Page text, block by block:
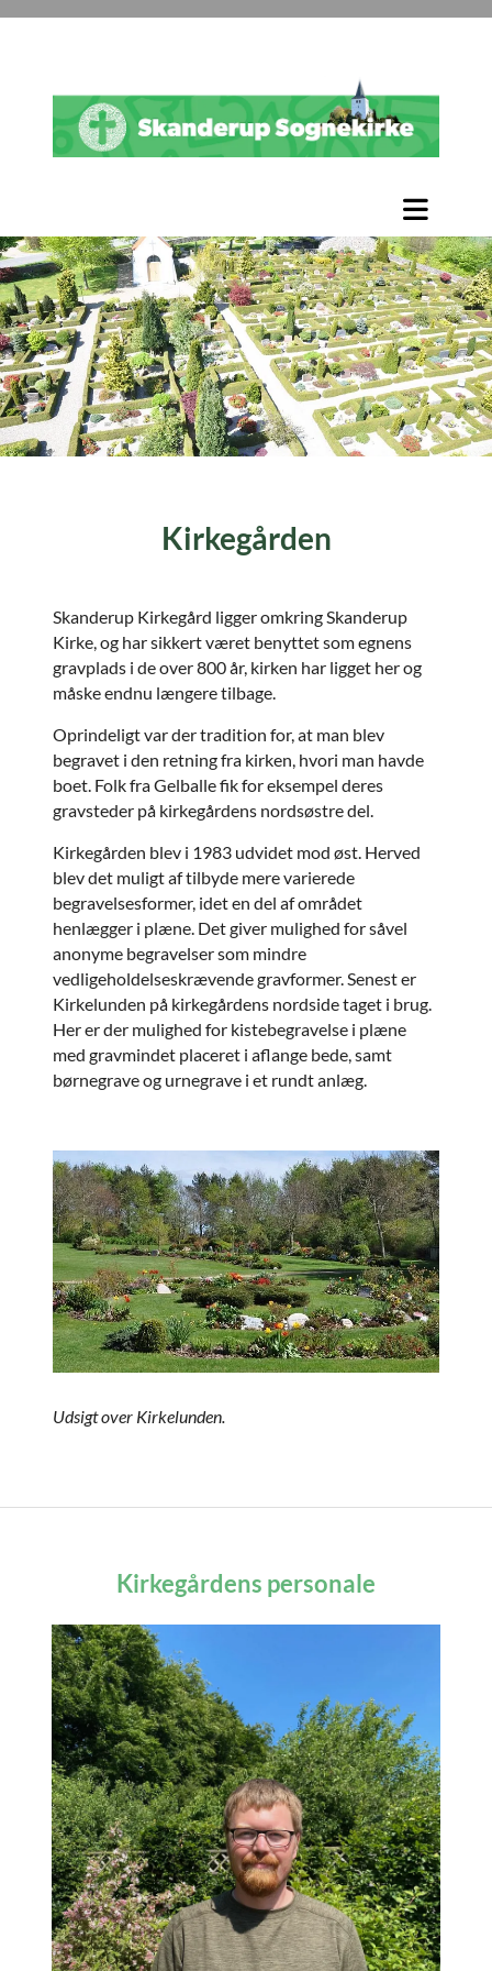
Kirkegården
Skanderup Kirkegård ligger omkring Skanderup
Kirke, og har sikkert været benyttet som egnens
gravplads i de over 800 år, kirken har ligget her og
måske endnu længere tilbage.
Oprindeligt var der tradition for, at man blev
begravet i den retning fra kirken, hvori man havde
boet. Folk fra Gelballe fik for eksempel deres
gravsteder på kirkegårdens nordsøstre del.
Kirkegården blev i 1983 udvidet mod øst. Herved
blev det muligt af tilbyde mere varierede
begravelsesformer, idet en del af området
henlægger i plæne. Det giver mulighed for såvel
anonyme begravelser som mindre
vedligeholdelseskrævende gravformer. Senest er
Kirkelunden på kirkegårdens nordside taget i brug.
Her er der mulighed for kistebegravelse i plæne
med gravmindet placeret i aflange bede, samt
børnegrave og urnegrave i et rundt anlæg.
Udsigt over Kirkelunden.
Kirkegårdens personale